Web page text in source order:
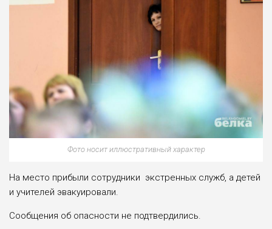
Фото носит иллюстративный характер
На место прибыли сотрудники экстренных служб, а детей
и учителей эвакуировали.
Сообщения об опасности не подтвердились.